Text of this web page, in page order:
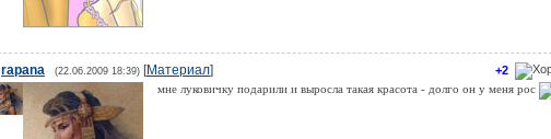
+2
rapana (22.06.2009 18:39) [Материал]
мне луковичку подарили и выросла такая красота - долго он у меня рос